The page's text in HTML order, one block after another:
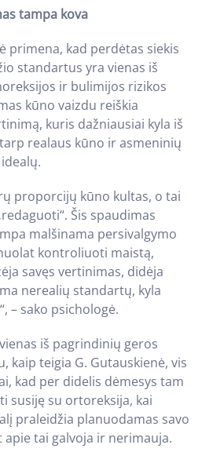
tampa kova
primena, kad perdėtas siekis
standartus yra vienas iš
ir bulimijos rizikos
kūno vaizdu reiškia
kuris dažniausiai kyla iš
realaus kūno ir asmeninių
proporcijų kūno kultas, o tai
Šis spaudimas
malšinama persivalgymo
kontroliuoti maistą,
savęs vertinimas, didėja
nerealių standartų, kyla
– sako psichologė.
iš pagrindinių geros
kaip teigia G. Gutauskienė, vis
kad per didelis dėmesys tam
susiję su ortoreksija, kai
praleidžia planuodamas savo
tai galvoja ir nerimauja.